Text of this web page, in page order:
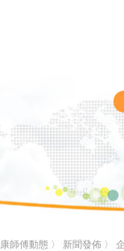
康師傅動態 〉 新聞發佈 〉